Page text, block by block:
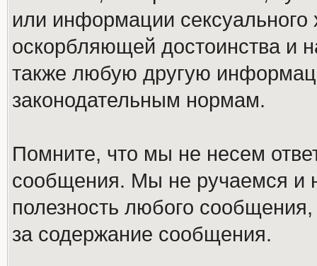
или информации
оскорбляющей достоинства и
также любую другую
законодательным нормам.
Помните, что мы не несем
сообщения. Мы не ручаемся и
полезность любого
за содержание сообщения.